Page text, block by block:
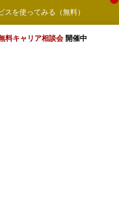
スを使ってみる（無料）
料キャリア相談会 開催中